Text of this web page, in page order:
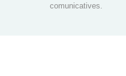
comunicatives.